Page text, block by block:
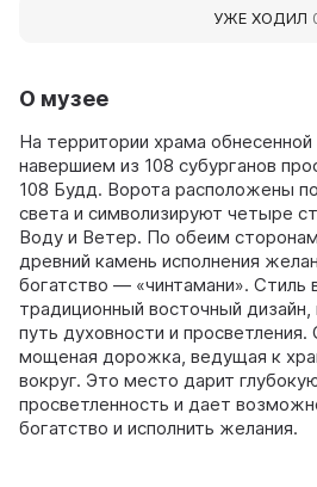
О музее
На территории храма
навершием из 108 субурганов
108 Будд. Ворота расположены
света и символизируют четыре
Воду и Ветер. По обеим
древний камень исполнения
богатство — «чинтамани». Стиль
традиционный восточный
путь духовности и просветления.
мощеная дорожка, ведущая к
вокруг. Это место дарит
просветленность и дает
богатство и исполнить желания.
УЖЕ ХОДИЛ